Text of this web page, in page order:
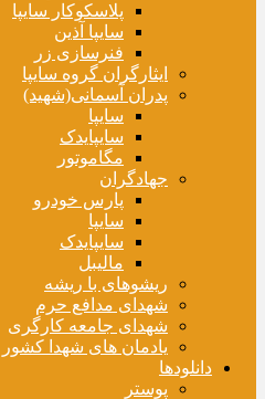
پلاسکوکار سایپا
سایپا آذین
فنرسازی زر
ایثارگران گروه سایپا
پدران آسمانی(شهید)
سایپا
سایپایدک
مگاموتور
جهادگران
پارس خودرو
سایپا
سایپایدک
مالیبل
ریشوهای با ریشه
شهدای مدافع حرم
شهدای جامعه کارگری
یادمان های شهدا کشور
دانلودها
پوستر